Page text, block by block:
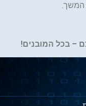
המשך.
– בכל המובנים!